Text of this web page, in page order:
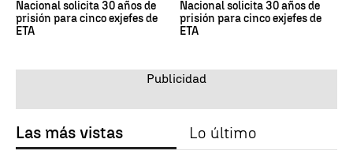
Nacional solicita 30 años de
prisión para cinco exjefes de
ETA
Nacional solicita 30 años de
prisión para cinco exjefes de
ETA
Las más vistas Lo último